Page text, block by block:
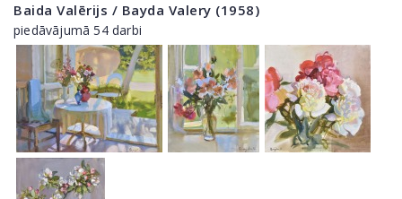
Baida Valērijs / Bayda Valery (1958)
piedāvājumā 54 darbi